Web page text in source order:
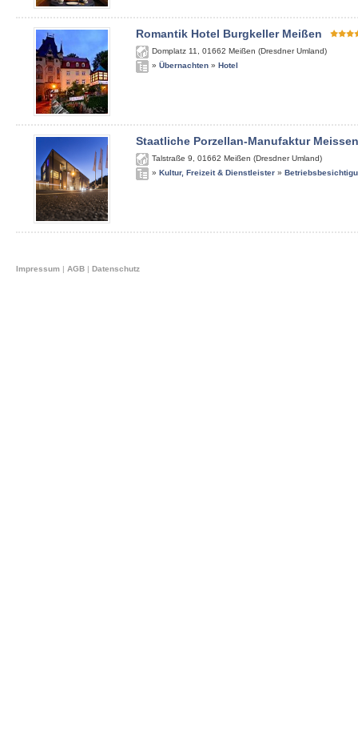
Romantik Hotel Burgkeller Meißen
Domplatz 11 01662 Meißen (Dresdner Umland)
» Übernachten » Hotel
Staatliche Porzellan-Manufaktur Meissen
Talstraße 9 01662 Meißen (Dresdner Umland)
» Kultur, Freizeit & Dienstleister »
Impressum | AGB | Datenschutz